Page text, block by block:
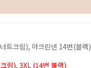
트크림), 아크린넨 14번(블랙)
림), 3XL (14번 블랙)